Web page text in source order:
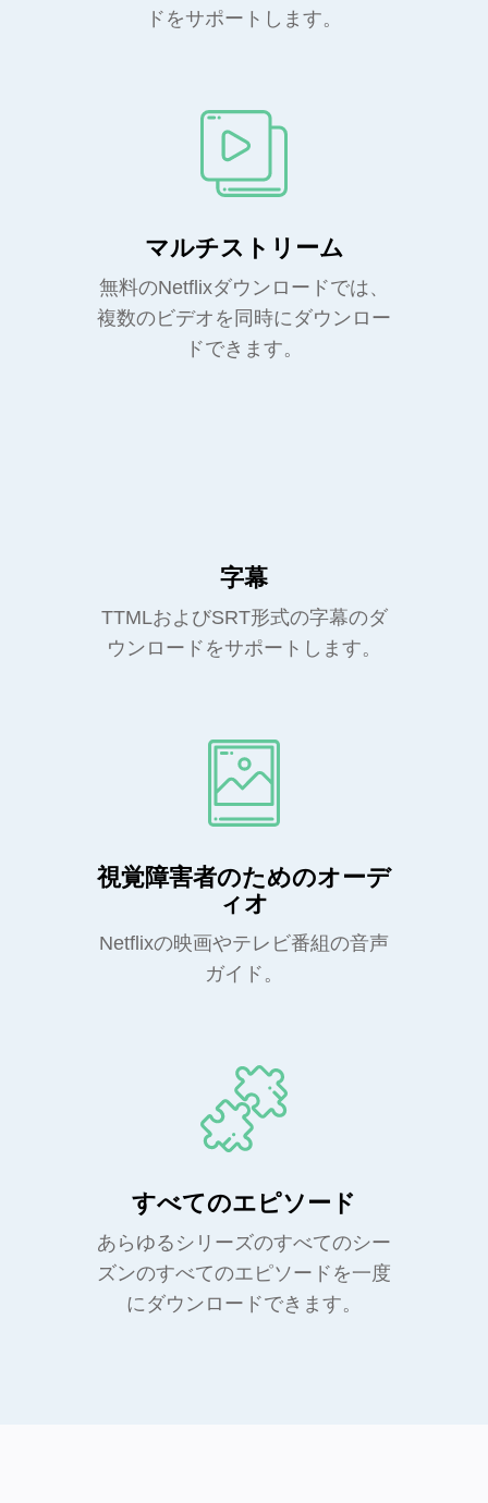
ドをサポートします。
マルチストリーム
無料のNetflixダウンロードでは、
複数のビデオを同時にダウンロー
ドできます。
字幕
TTMLおよびSRT形式の字幕のダ
ウンロードをサポートします。
視覚障害者のためのオーデ
ィオ
Netflixの映画やテレビ番組の音声
ガイド。
すべてのエピソード
あらゆるシリーズのすべてのシー
ズンのすべてのエピソードを一度
にダウンロードできます。